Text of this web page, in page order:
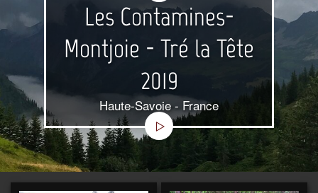
Les Contamines-
Montjoie - Tré la Tête
2019
Haute-Savoie - France